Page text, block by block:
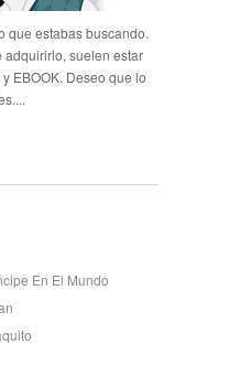
que estabas buscando.
suelen estar
EBOOK. Deseo que lo
En El Mundo